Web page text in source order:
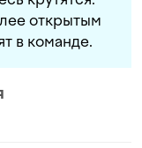
открытым
в команде.